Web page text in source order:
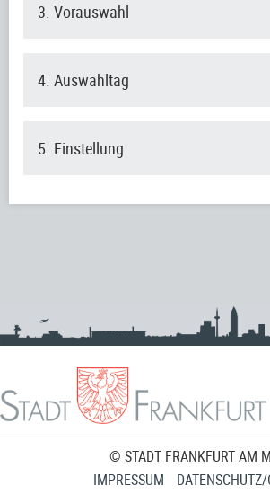
3. Vorauswahl
4. Auswahltag
5. Einstellung
© STADT FRANKFURT AM
IMPRESSUM